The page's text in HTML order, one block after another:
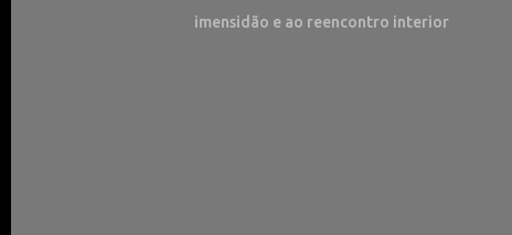
imensidão e ao reencontro interior